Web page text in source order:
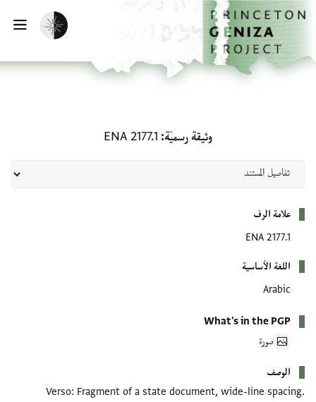
إلى المحتوى الرئيسي
الرئيسية
تفعيل الوضع المظلم
وثيقة رسميّة ENA 2177.1
علامة الرف
ENA 2177.1
اللغة الأساسية
Arabic
What's in the PGP
صورة
الوصف
Verso: Fragment of a state document, wide-line spacing.